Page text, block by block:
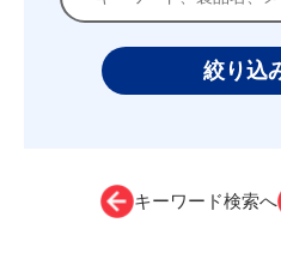
キーワード検索へ